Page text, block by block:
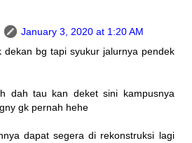
January 3, 2020 at 1:20 AM
dekan bg tapi syukur jalurnya pendek
dah tau kan deket sini kampusnya
gk pernah hehe
dapat segera di rekonstruksi lagi